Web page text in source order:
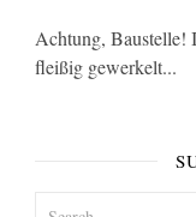
Achtung,
fleißig gewerkelt...